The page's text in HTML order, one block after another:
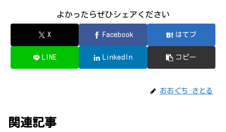
よかったらぜひシェアください
X Facebook はてブ
LINE LinkedIn コピー
おおぐち さとる
関連記事